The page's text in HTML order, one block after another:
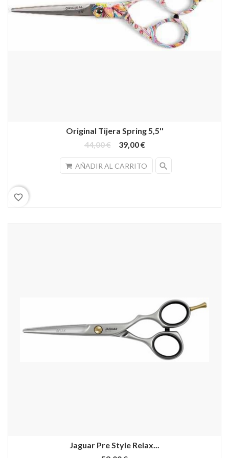
Original Tijera Spring 5,5''
44,00 €
39,00 €
AÑADIR AL CARRITO search
favorite_border
Jaguar Pre Style Relax...